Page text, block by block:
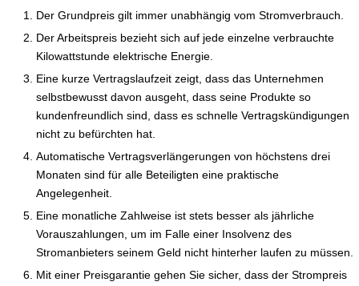
Der Grundpreis gilt immer unabhängig vom Stromverbrauch.
Der Arbeitspreis bezieht sich auf jede einzelne verbrauchte
Kilowattstunde elektrische Energie.
Eine kurze Vertragslaufzeit zeigt, dass das Unternehmen
selbstbewusst davon ausgeht, dass seine Produkte so
kundenfreundlich sind, dass es schnelle Vertragskündigungen
nicht zu befürchten hat.
Automatische Vertragsverlängerungen von höchstens drei
Monaten sind für alle Beteiligten eine praktische
Angelegenheit.
Eine monatliche Zahlweise ist stets besser als jährliche
Vorauszahlungen, um im Falle einer Insolvenz des
Stromanbieters seinem Geld nicht hinterher laufen zu müssen.
Mit einer Preisgarantie gehen Sie sicher, dass der Strompreis